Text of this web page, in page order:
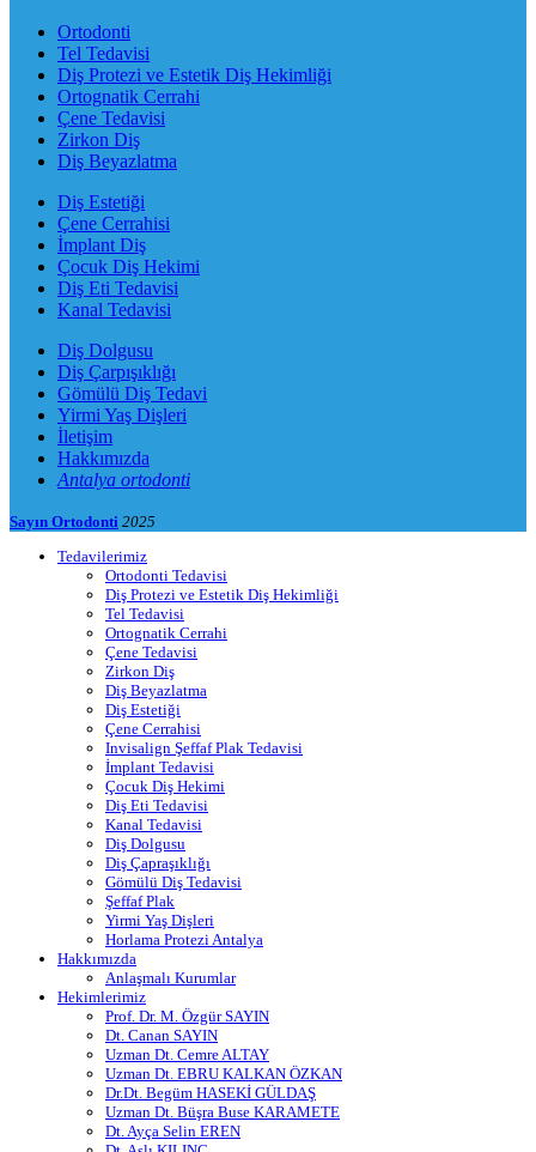
Ortodonti
Tel Tedavisi
Diş Protezi ve Estetik Diş Hekimliği
Ortognatik Cerrahi
Çene Tedavisi
Zirkon Diş
Diş Beyazlatma
Diş Estetiği
Çene Cerrahisi
İmplant Diş
Çocuk Diş Hekimi
Diş Eti Tedavisi
Kanal Tedavisi
Diş Dolgusu
Diş Çarpışıklığı
Gömülü Diş Tedavi
Yirmi Yaş Dişleri
İletişim
Hakkımızda
Antalya ortodonti
Sayın Ortodonti 2025
Tedavilerimiz
Ortodonti Tedavisi
Diş Protezi ve Estetik Diş Hekimliği
Tel Tedavisi
Ortognatik Cerrahi
Çene Tedavisi
Zirkon Diş
Diş Beyazlatma
Diş Estetiği
Çene Cerrahisi
Invisalign Şeffaf Plak Tedavisi
İmplant Tedavisi
Çocuk Diş Hekimi
Diş Eti Tedavisi
Kanal Tedavisi
Diş Dolgusu
Diş Çapraşıklığı
Gömülü Diş Tedavisi
Şeffaf Plak
Yirmi Yaş Dişleri
Horlama Protezi Antalya
Hakkımızda
Anlaşmalı Kurumlar
Hekimlerimiz
Prof. Dr. M. Özgür SAYIN
Dt. Canan SAYIN
Uzman Dt. Cemre ALTAY
Uzman Dt. EBRU KALKAN ÖZKAN
Dr.Dt. Begüm HASEKİ GÜLDAŞ
Uzman Dt. Büşra Buse KARAMETE
Dt. Ayça Selin EREN